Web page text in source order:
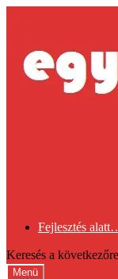
Fejlesztés
Keresés a
Menü